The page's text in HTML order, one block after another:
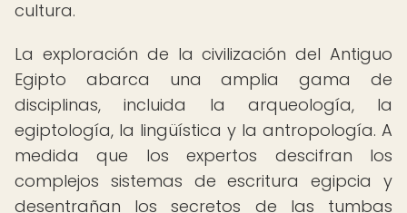
cultura.
La exploración de la civilización del Antiguo
Egipto abarca una amplia gama de
disciplinas, incluida la arqueología, la
egiptología, la lingüística y la antropología. A
medida que los expertos descifran los
complejos sistemas de escritura egipcia y
desentrañan los secretos de las tumbas